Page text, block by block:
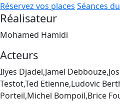
Réservez vos places Séances
Réalisateur
Mohamed Hamidi
Acteurs
Ilyes Djadel,Jamel
Testot,Ted Etienne,Ludovic
Porteil,Michel Bompoil,Brice